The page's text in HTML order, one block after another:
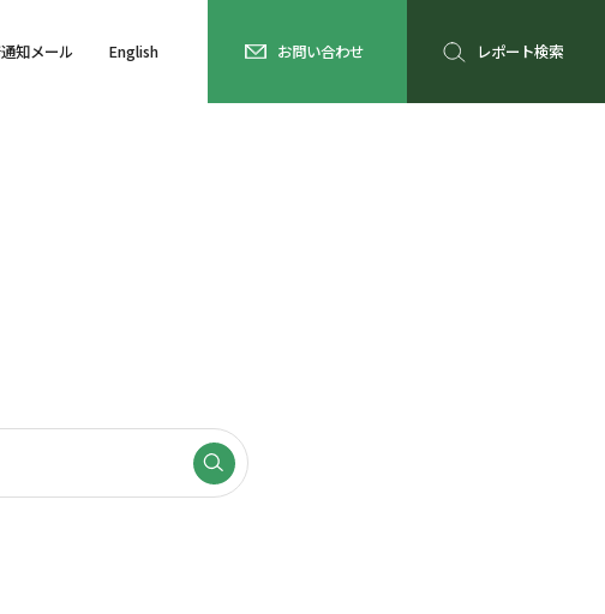
知メール English お問い合わせ レポート検索